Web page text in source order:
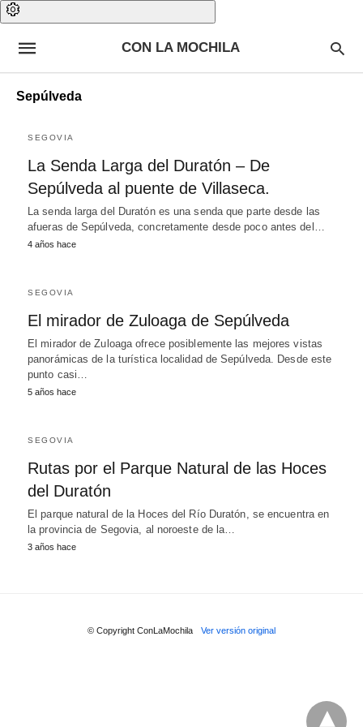
CON LA MOCHILA
Sepúlveda
SEGOVIA
La Senda Larga del Duratón – De
Sepúlveda al puente de Villaseca.
La senda larga del Duratón es una senda que parte desde las
afueras de Sepúlveda, concretamente desde poco antes del…
4 años hace
SEGOVIA
El mirador de Zuloaga de Sepúlveda
El mirador de Zuloaga ofrece posiblemente las mejores vistas
panorámicas de la turística localidad de Sepúlveda. Desde este
punto casi…
5 años hace
SEGOVIA
Rutas por el Parque Natural de las Hoces
del Duratón
El parque natural de la Hoces del Río Duratón, se encuentra en
la provincia de Segovia, al noroeste de la…
3 años hace
© Copyright ConLaMochila Ver versión original